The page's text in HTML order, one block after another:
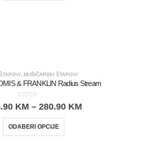
MUŠIČARSKI ŠTAPOVI
& FRANKLIN Radius Stream
0out of 5
KM – 280.90 KM
ODABERI OPCIJE